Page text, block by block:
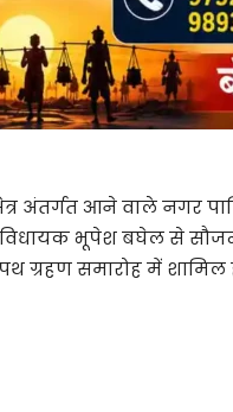
अंतर्गत आने वाले नगर
विधायक भूपेश बघेल से
ग्रहण समारोह में शामिल